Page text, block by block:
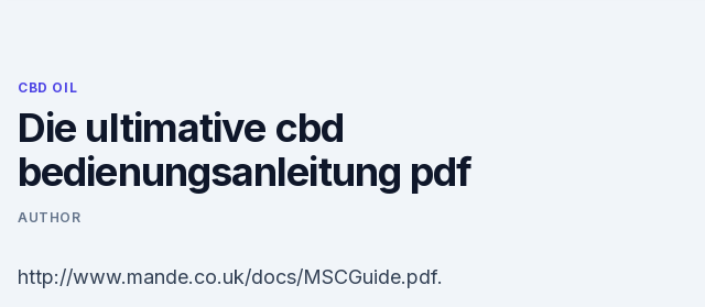
CBD OIL
Die ultimative cbd
bedienungsanleitung pdf
AUTHOR
http://www.mande.co.uk/docs/MSCGuide.pdf.